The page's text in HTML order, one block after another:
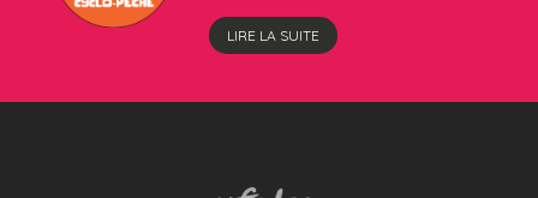
LIRE LA SUITE